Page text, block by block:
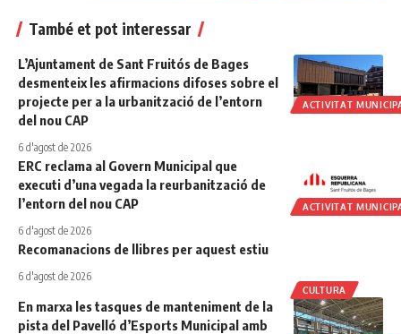
També et pot interessar
ACTIVITAT
L’Ajuntament de Sant Fruitós de Bages
desmenteix les afirmacions difoses sobre el
projecte per a la urbanització de l’entorn
del nou CAP
6 d'agost de 2026
ACTIVITAT
ERC reclama al Govern Municipal que
executi d’una vegada la reurbanització de
l’entorn del nou CAP
6 d'agost de 2026
CULTURA
Recomanacions de llibres per aquest estiu
6 d'agost de 2026
En marxa les tasques de manteniment de la
pista del Pavelló d’Esports Municipal amb